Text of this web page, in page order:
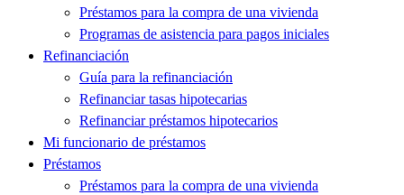
Préstamos para la compra de una vivienda
Programas de asistencia para pagos iniciales
Refinanciación
Guía para la refinanciación
Refinanciar tasas hipotecarias
Refinanciar préstamos hipotecarios
Mi funcionario de préstamos
Préstamos
Préstamos para la compra de una vivienda